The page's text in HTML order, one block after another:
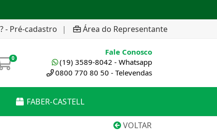
- Pré-cadastro | Área do Representante
0
Fale Conosco
(19) 3589-8042 - Whatsapp
0800 770 80 50 - Televendas
FABER-CASTELL
VOLTAR